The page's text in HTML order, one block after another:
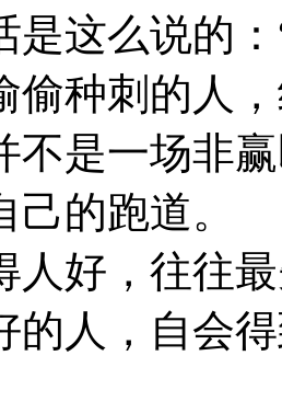
是这么说的
偷种刺的人
不是一场非
己的跑道。
人好，往往
的人，自会